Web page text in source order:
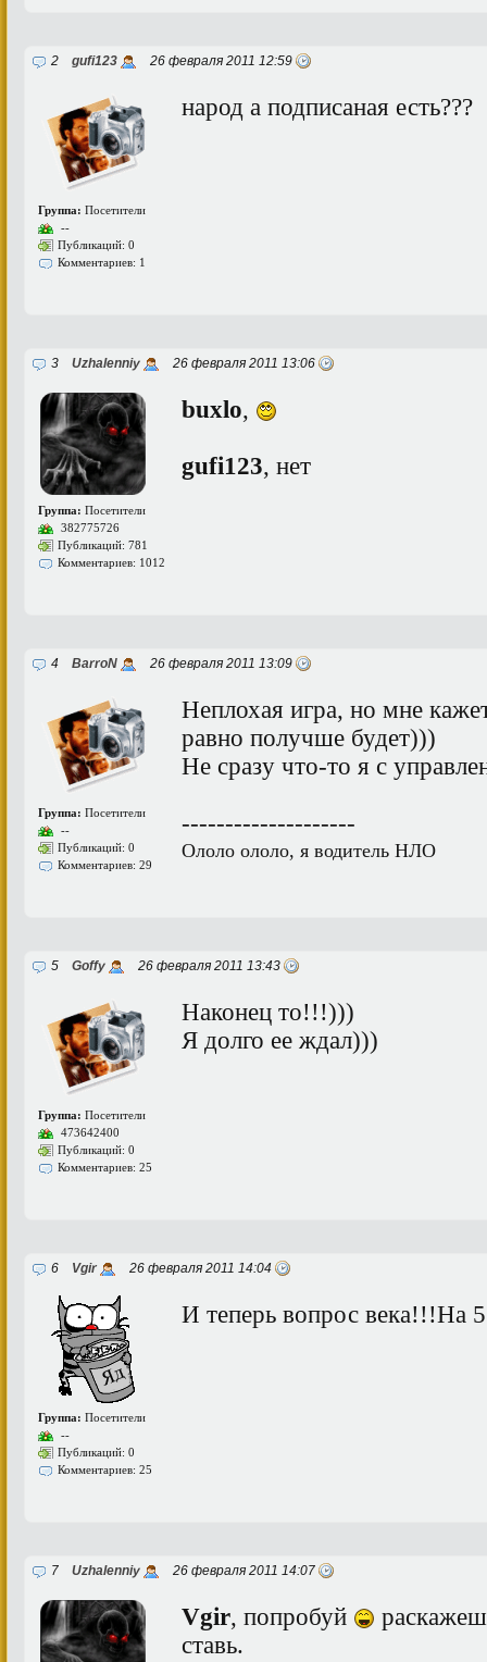
2 gufi123 26 февраля 2011 12:59
Группа: Посетители
--
Публикаций: 0
Комментариев: 1
народ а подписаная есть???
3 Uzhalenniy 26 февраля 2011 13:06
Группа: Посетители
382775726
Публикаций: 781
Комментариев: 1012
buxlo,
gufi123, нет
4 BarroN 26 февраля 2011 13:09
Группа: Посетители
--
Публикаций: 0
Комментариев: 29
Неплохая игра, но мне
равно получше будет)))
Не сразу что-то я с
--------------------
Ололо ололо, я водитель НЛО
5 Goffy 26 февраля 2011 13:43
Группа: Посетители
473642400
Публикаций: 0
Комментариев: 25
Наконец то!!!)))
Я долго ее ждал)))
6 Vgir 26 февраля 2011 14:04
Группа: Посетители
--
Публикаций: 0
Комментариев: 25
И теперь вопрос века!!!На
7 Uzhalenniy 26 февраля 2011 14:07
Vgir, попробуй
ставь.